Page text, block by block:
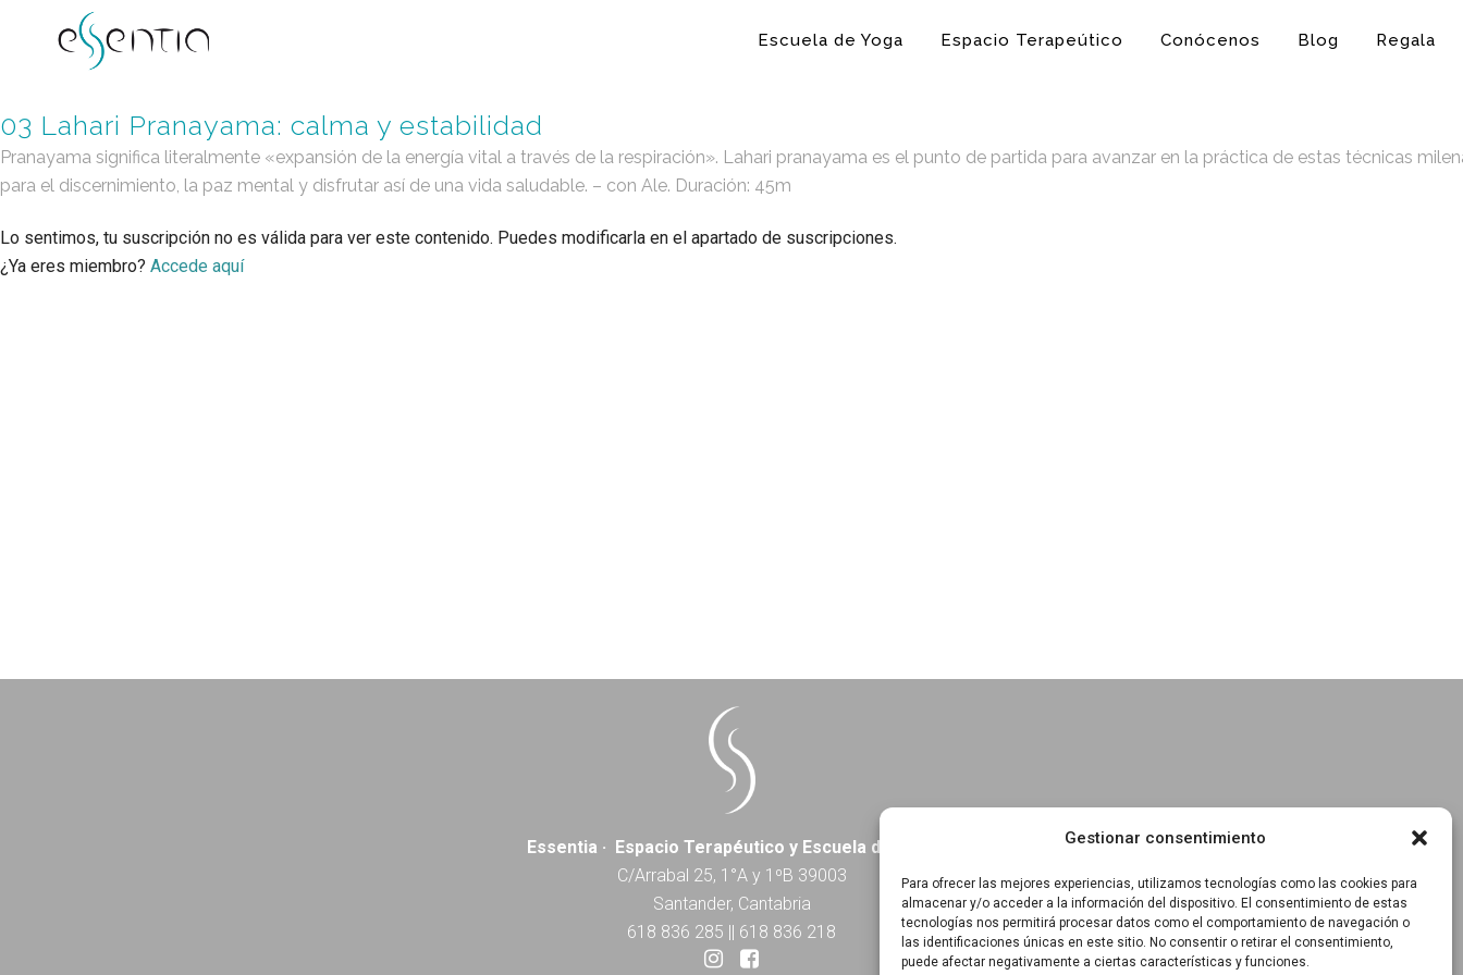
Gestionar consentimiento
Para ofrecer las mejores experiencias, utilizamos tecnologías como las cookies para
almacenar y/o acceder a la información del dispositivo. El consentimiento de estas
tecnologías nos permitirá procesar datos como el comportamiento de navegación o
las identificaciones únicas en este sitio. No consentir o retirar el consentimiento,
puede afectar negativamente a ciertas características y funciones.
Escuela de Yoga Espacio Terapeútico Conócenos Blog Regala
03 Lahari Pranayama: calma y estabilidad
Pranayama significa literalmente «expansión de la energía vital a través de la respiración». Lahari pranayama es el punto de partida para avanzar en la práctica de estas técnicas
para el discernimiento, la paz mental y disfrutar así de una vida saludable. – con Ale. Duración: 45m
Lo sentimos, tu suscripción no es válida para ver este contenido. Puedes modificarla en el apartado de suscripciones.
¿Ya eres miembro? Accede aquí
Essentia · Espacio Terapéutico y Escuela de Yoga
C/Arrabal 25, 1°A y 1ºB 39003
Santander, Cantabria
618 836 285 || 618 836 218